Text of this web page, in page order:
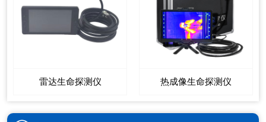
雷达生命探测仪 热成像生命探测仪